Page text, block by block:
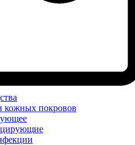
кожных покровов